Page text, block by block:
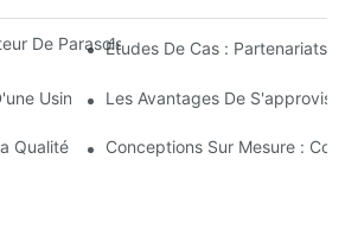
De Parasols De Plage Idéal Pour Votre
Études De Cas : Partenariats
Usine De Chaises Longues D'extérieur
Les Avantages De
Qualité D'une Usine De Chaises Longues
Conceptions Sur Mesure :